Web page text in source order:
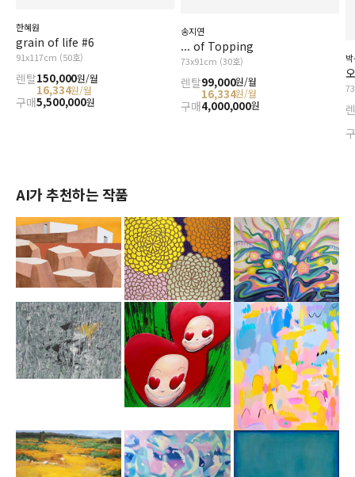
한혜원
grain of life #6
91x117cm (50호)
렌탈150,000원/월
16,334원/월
구매5,500,000원
송지연
... of Topping
73x91cm (30호)
렌탈99,000원/월
16,334원/월
구매4,000,000원
AI가 추천하는 작품